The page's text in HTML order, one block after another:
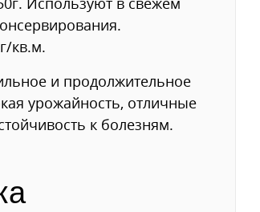
кв.м.
и продолжительное
урожайность, отличные
к болезням.